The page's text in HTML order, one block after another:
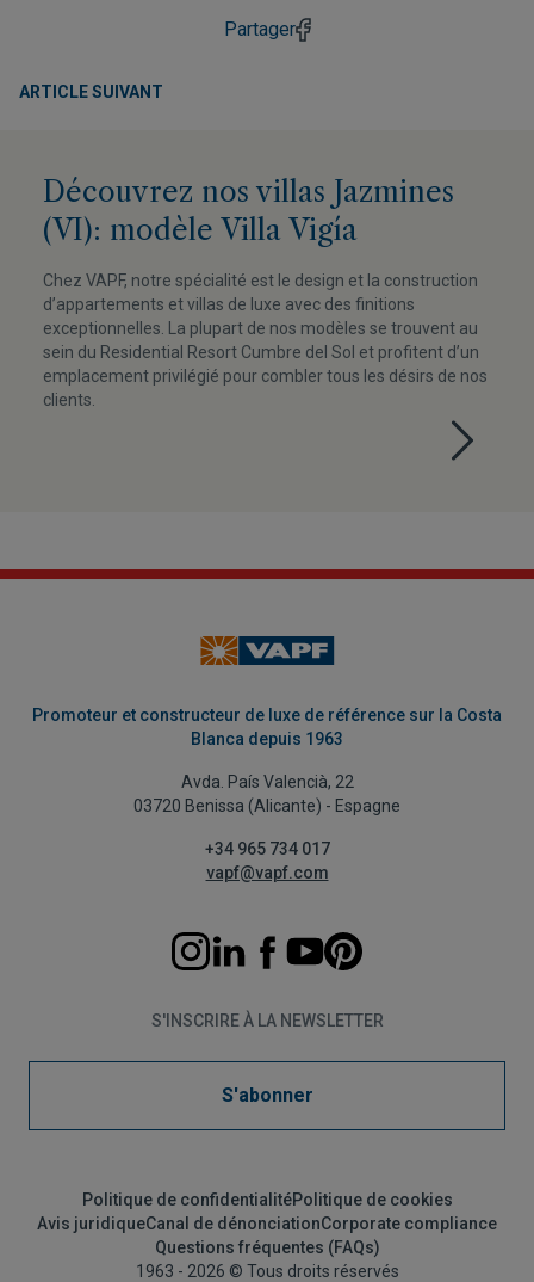
Partager
ARTICLE SUIVANT
Découvrez nos villas Jazmines
(VI): modèle Villa Vigía
Chez VAPF, notre spécialité est le design et la construction
d’appartements et villas de luxe avec des finitions
exceptionnelles. La plupart de nos modèles se trouvent au
sein du Residential Resort Cumbre del Sol et profitent d’un
emplacement privilégié pour combler tous les désirs de nos
clients.
Promoteur et constructeur de luxe de référence sur la Costa
Blanca depuis 1963
Avda. País Valencià, 22
03720 Benissa (Alicante) - Espagne
+34 965 734 017
vapf@vapf.com
S'INSCRIRE À LA NEWSLETTER
S'abonner
Politique de confidentialitéPolitique de cookies
Avis juridiqueCanal de dénonciationCorporate compliance
Questions fréquentes (FAQs)
1963 - 2026 © Tous droits réservés